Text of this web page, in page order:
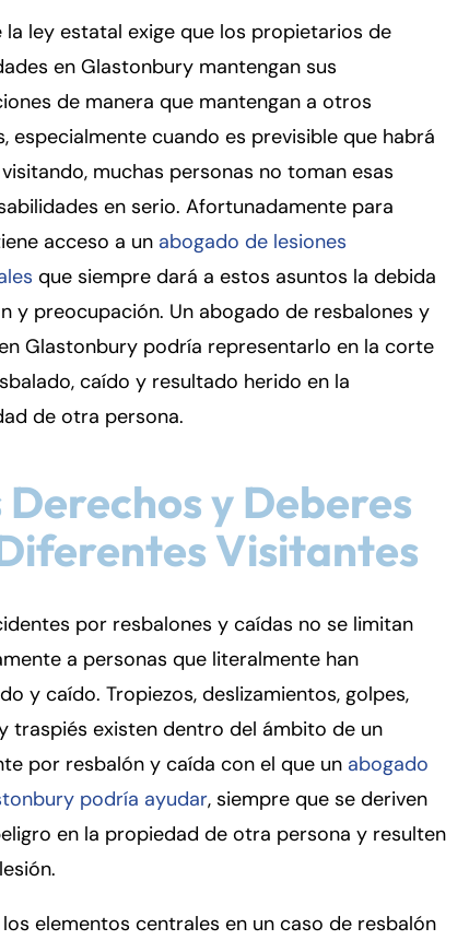
la ley estatal exige que los propietarios de
en Glastonbury mantengan sus
de manera que mantengan a otros
especialmente cuando es previsible que habrá
muchas personas no toman esas
en serio. Afortunadamente para
acceso a un abogado de lesiones
que siempre dará a estos asuntos la debida
y preocupación. Un abogado de resbalones y
Glastonbury podría representarlo en la corte
caído y resultado herido en la
de otra persona.
Derechos y Deberes
Visitantes
por resbalones y caídas no se limitan
a personas que literalmente han
y caído. Tropiezos, deslizamientos, golpes,
traspiés existen dentro del ámbito de un
por resbalón y caída con el que un abogado
podría ayudar, siempre que se deriven
en la propiedad de otra persona y resulten
elementos centrales en un caso de resbalón
- Hours
Service 24/7
Office Hours
8:30 AM – 5:00 PM
Closed
- Hours
Service 24/7
Office Hours
8:30 AM – 5:00 PM
Closed